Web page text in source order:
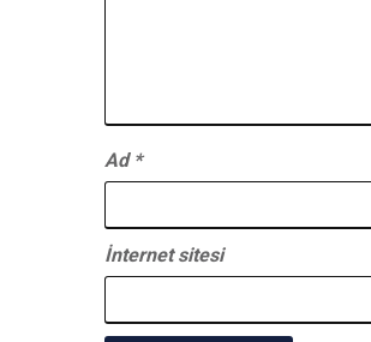
Ad *
İnternet sitesi